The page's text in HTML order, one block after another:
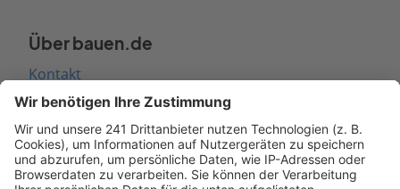
Über bauen.de
Kontakt
Seitenaufbau
Barrierefreiheit
Cookie Einstellungen